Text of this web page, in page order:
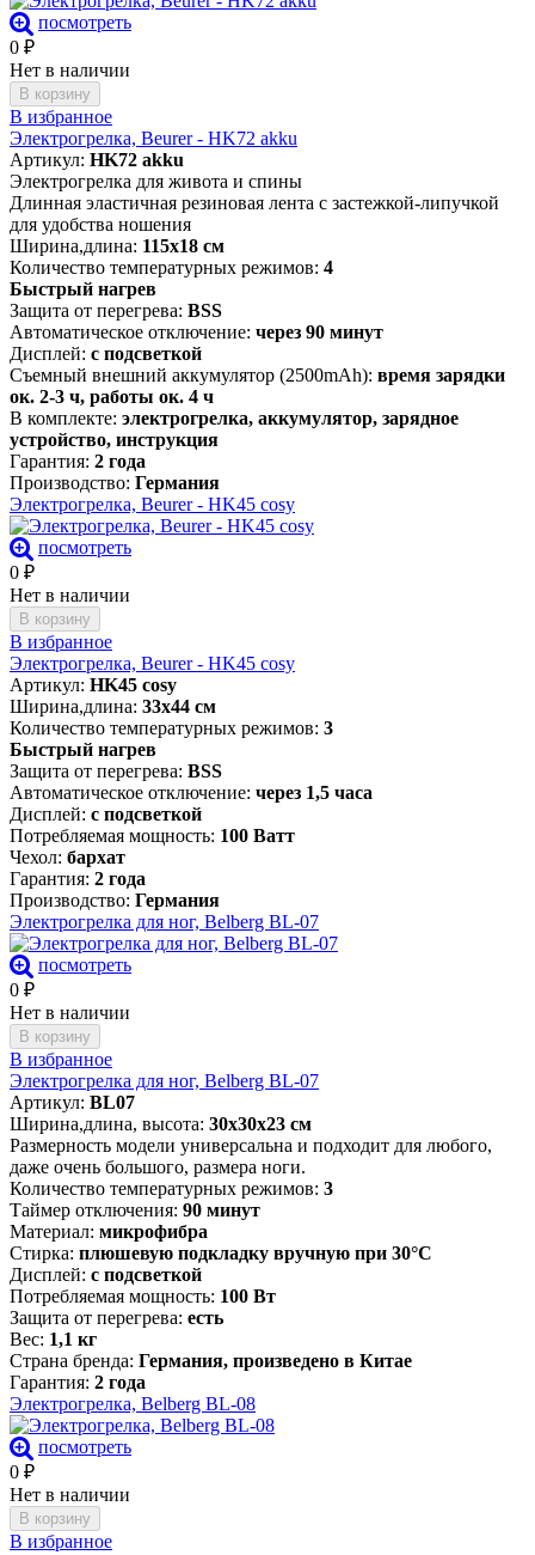
посмотреть
0 ₽
Нет в наличии
В корзину
В избранное
Электрогрелка, Beurer - HK72 akku
Артикул: HK72 akku
Электрогрелка для живота и спины
Длинная эластичная резиновая лента с застежкой-липучкой
для удобства ношения
Ширина,длина: 115х18 см
Количество температурных режимов: 4
Быстрый нагрев
Защита от перегрева: BSS
Автоматическое отключение: через 90 минут
Дисплей: с подсветкой
Съемный внешний аккумулятор (2500mAh): время зарядки
ок. 2-3 ч, работы ок. 4 ч
В комплекте: электрогрелка, аккумулятор, зарядное
устройство, инструкция
Гарантия: 2 года
Производство: Германия
Электрогрелка, Beurer - HK45 cosy
посмотреть
0 ₽
Нет в наличии
В корзину
В избранное
Электрогрелка, Beurer - HK45 cosy
Артикул: HK45 cosy
Ширина,длина: 33х44 см
Количество температурных режимов: 3
Быстрый нагрев
Защита от перегрева: BSS
Автоматическое отключение: через 1,5 часа
Дисплей: с подсветкой
Потребляемая мощность: 100 Ватт
Чехол: бархат
Гарантия: 2 года
Производство: Германия
Электрогрелка для ног, Belberg BL-07
посмотреть
0 ₽
Нет в наличии
В корзину
В избранное
Электрогрелка для ног, Belberg BL-07
Артикул: BL07
Ширина,длина, высота: 30х30х23 см
Размерность модели универсальна и подходит для любого,
даже очень большого, размера ноги.
Количество температурных режимов: 3
Таймер отключения: 90 минут
Материал: микрофибра
Стирка: плюшевую подкладку вручную при 30°C
Дисплей: с подсветкой
Потребляемая мощность: 100 Вт
Защита от перегрева: есть
Вес: 1,1 кг
Страна бренда: Германия, произведено в Китае
Гарантия: 2 года
Электрогрелка, Belberg BL-08
посмотреть
0 ₽
Нет в наличии
В корзину
В избранное